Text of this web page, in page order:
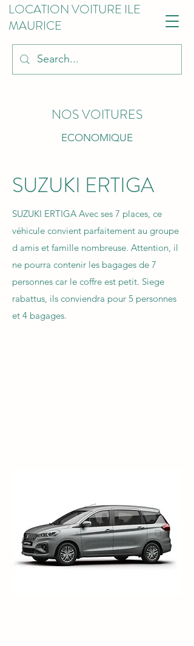
LOCATION VOITURE ILE
MAURICE
NOS VOITURES
ECONOMIQUE
SUZUKI ERTIGA
SUZUKI ERTIGA Avec ses 7 places, ce
véhicule convient parfaitement au groupe
d amis et famille nombreuse. Attention, il
ne pourra contenir les bagages de 7
personnes car le coffre est petit. Siege
rabattus, ils conviendra pour 5 personnes
et 4 bagages. ​ ​